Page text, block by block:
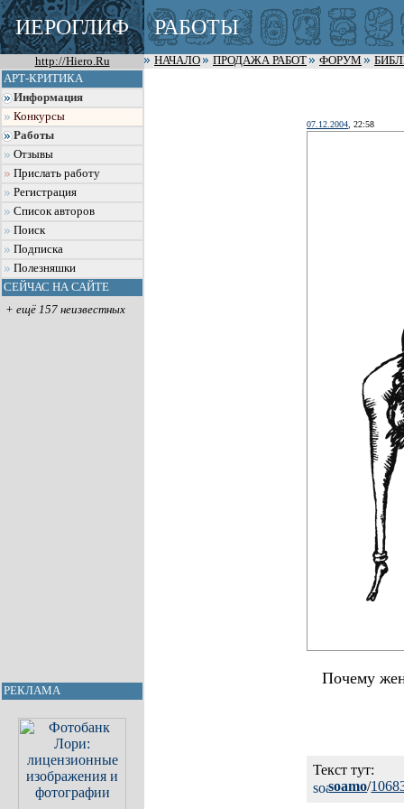
ИЕРОГЛИФ РАБОТЫ
http://Hiero.Ru НАЧАЛО ПРОДАЖА РАБОТ ФОРУМ
АРТ-КРИТИКА
Информация
Конкурсы
Работы
Отзывы
Прислать работу
Регистрация
Список авторов
Поиск
Подписка
Полезняшки
СЕЙЧАС НА САЙТЕ
+ ещё 157 неизвестных
РЕКЛАМА
07.12.2004 , 22:58
Почему
Текст тут:
soamo/